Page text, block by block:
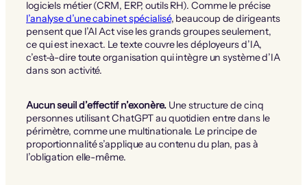
logiciels métier (CRM, ERP, outils RH). Comme le précise
l’analyse d’une cabinet spécialisé, beaucoup de dirigeants
pensent que l’AI Act vise les grands groupes seulement,
ce qui est inexact. Le texte couvre les déployeurs d’IA,
c’est-à-dire toute organisation qui intègre un système d’IA
dans son activité.
Aucun seuil d’effectif n’exonère.Une structure de cinq
personnes utilisant ChatGPT au quotidien entre dans le
périmètre, comme une multinationale. Le principe de
proportionnalité s’applique au contenu du plan, pas à
l’obligation elle-même.